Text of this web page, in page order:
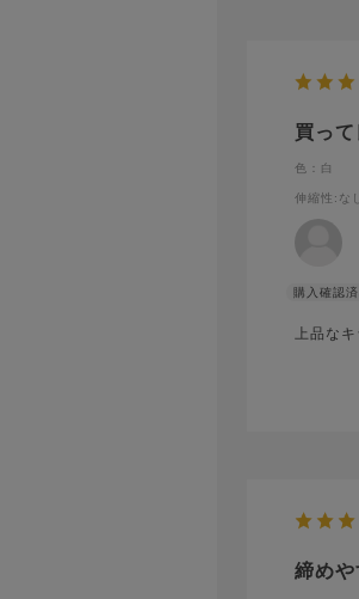
買っ
色：白
伸縮性 :なし
上品な
締め